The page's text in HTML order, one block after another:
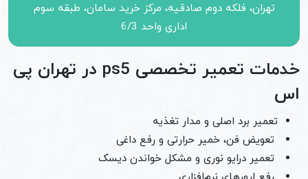
تهران، فلکه دوم صادقیه، مرکز خرید سامان، طبقه سوم
اداری واحد 6/3
خدمات تعمیر تخصصی ps5 در تهران پی
اس
تعمیر برد اصلی و مدار تغذیه
تعویض فن، خمیر حرارتی و رفع داغی
تعمیر درایو نوری و مشکل خواندن دیسک